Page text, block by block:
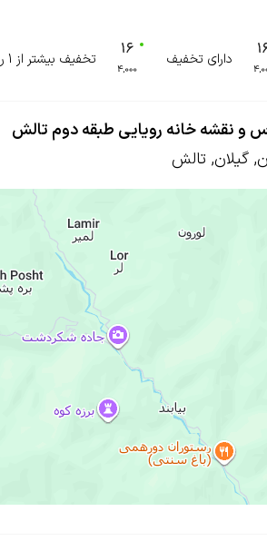
دارای تخفیف تخفیف بیشتر از 1 روز
و نقشه خانه رویایی طبقه دوم تالش
, گیلان, تالش